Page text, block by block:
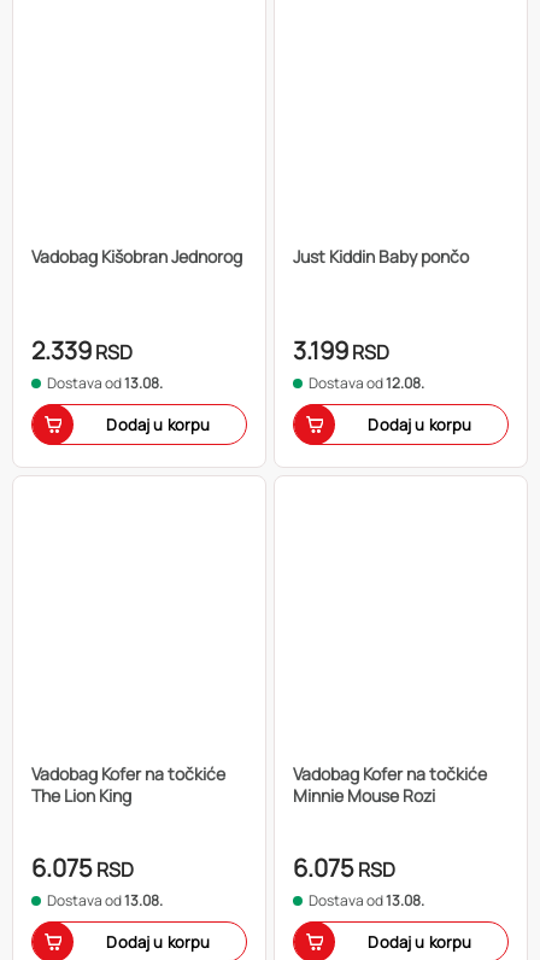
Vadobag Kišobran Jednorog
2.339RSD
Dostava od13.08.
Dodaj u korpu
Just Kiddin Baby pončo
3.199RSD
Dostava od12.08.
Dodaj u korpu
Vadobag Kofer na točkiće
The Lion King
6.075RSD
Dostava od13.08.
Dodaj u korpu
Vadobag Kofer na točkiće
Minnie Mouse Rozi
6.075RSD
Dostava od13.08.
Dodaj u korpu